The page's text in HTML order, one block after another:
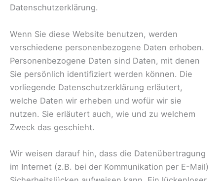
Datenschutzerklärung.
Wenn Sie diese Website benutzen, werden
verschiedene personenbezogene Daten erhoben.
Personenbezogene Daten sind Daten, mit denen
Sie persönlich identifiziert werden können. Die
vorliegende Datenschutzerklärung erläutert,
welche Daten wir erheben und wofür wir sie
nutzen. Sie erläutert auch, wie und zu welchem
Zweck das geschieht.
Wir weisen darauf hin, dass die Datenübertragung
im Internet (z.B. bei der Kommunikation per E-Mail)